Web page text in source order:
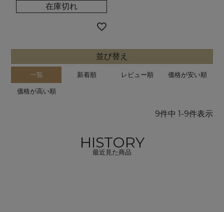
在庫切れ
並び替え
一覧 新着順 レビュー順 価格が安い順
価格が高い順
9件中 1-9件表示
HISTORY
最近見た商品